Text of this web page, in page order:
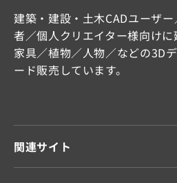
建築・建設・土木CADユーザ
者／個人クリエイター様向け
家具／植物／人物／などの3D
ード販売しています。
関連サイト